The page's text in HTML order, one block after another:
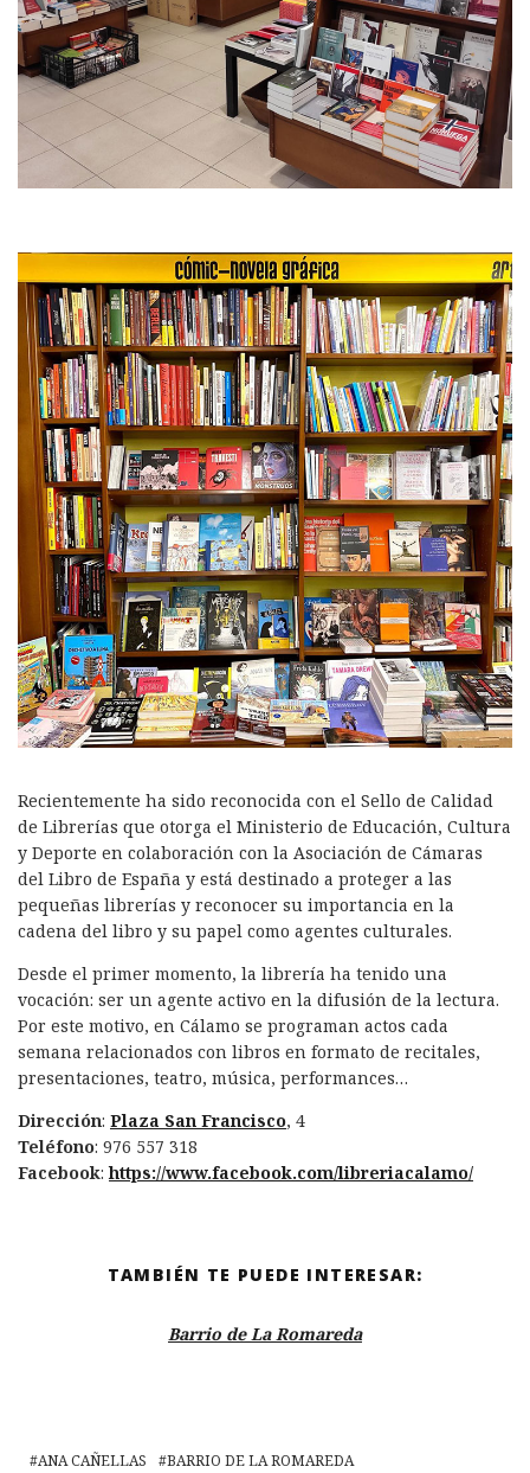
Recientemente ha sido reconocida con el Sello de Calidad
de Librerías que otorga el Ministerio de Educación, Cultura
y Deporte en colaboración con la Asociación de Cámaras
del Libro de España y está destinado a proteger a las
pequeñas librerías y reconocer su importancia en la
cadena del libro y su papel como agentes culturales.
Desde el primer momento, la librería ha tenido una
vocación: ser un agente activo en la difusión de la lectura.
Por este motivo, en Cálamo se programan actos cada
semana relacionados con libros en formato de recitales,
presentaciones, teatro, música, performances…
Dirección: Plaza San Francisco, 4
Teléfono: 976 557 318
Facebook:https://www.facebook.com/libreriacalamo/
TAMBIÉN TE PUEDE INTERESAR:
Barrio de La Romareda
ANA CAÑELLAS
BARRIO DE LA ROMAREDA